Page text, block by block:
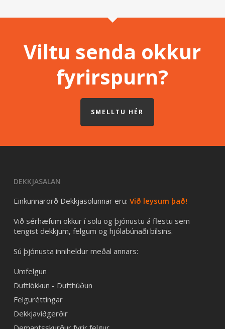
Viltu senda okkur
fyrirspurn?
SMELLTU HÉR
DEKKJASALAN
Einkunnarorð Dekkjasölunnar eru: Við leysum það!
Við sérhæfum okkur í sölu og þjónustu á flestu sem
tengist dekkjum, felgum og hjólabúnaði bílsins.
Sú þjónusta inniheldur meðal annars:
Umfelgun
Duftlökkun - Dufthúðun
Felguréttingar
Dekkjaviðgerðir